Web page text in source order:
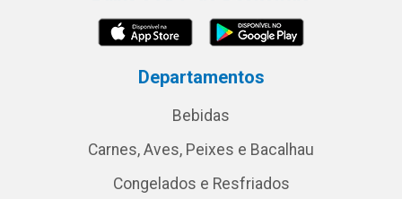
Departamentos
Bebidas
Carnes, Aves, Peixes e Bacalhau
Congelados e Resfriados